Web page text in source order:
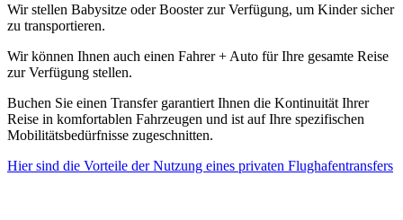
Wir stellen Babysitze oder Booster zur Verfügung, um Kinder sicher
zu transportieren.
Wir können Ihnen auch einen Fahrer + Auto für Ihre gesamte Reise
zur Verfügung stellen.
Buchen Sie einen Transfer garantiert Ihnen die Kontinuität Ihrer
Reise in komfortablen Fahrzeugen und ist auf Ihre spezifischen
Mobilitätsbedürfnisse zugeschnitten.
Hier sind die Vorteile der Nutzung eines privaten Flughafentransfers